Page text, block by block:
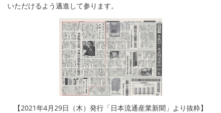
いただけるよう邁進して参ります。
【2021年4月29日（木）発行「日本流通産業新聞」より抜粋】